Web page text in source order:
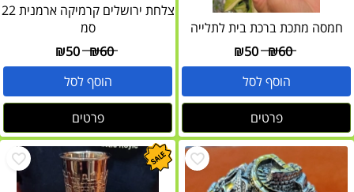
חמסה מתכת ברכת בית לתלייה
₪60
₪50
הוסף לסל
פרטים
צלחת ירושלים קרמיקה ארמנית 22
סמ
₪60
₪50
הוסף לסל
פרטים